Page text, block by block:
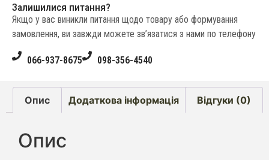
Залишилися питання?
Якщо у вас виникли питання щодо товару або формування
замовлення, ви завжди можете зв’язатися з нами по телефону
066-937-8675 098-356-4540
Опис Додаткова інформація Відгуки (0)
Опис